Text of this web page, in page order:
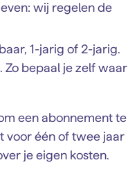
wij regelen de
1-jarig of 2-jarig.
Zo bepaal je zelf waar
een abonnement te
voor één of twee jaar
je eigen kosten.